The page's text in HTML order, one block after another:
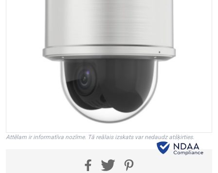
Attēlam ir informatīva nozīme. Tā reālais izskats var nedaudz atšķirties.